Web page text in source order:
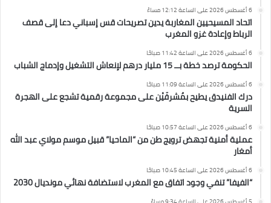
6 أغسطس 2026 على الساعة 12:12 مساءً
اتحاد المسيحيين المغاربة يدين تصريحات قس إسباني دعا إلى قصف
الرباط وإعادة غزو المغرب
6 أغسطس 2026 على الساعة 11:42 صباحًا
الحكومة ترصد خطة بــ 15 مليار درهم لإنعاش التشغيل وإدماج الشباب
6 أغسطس 2026 على الساعة 11:09 صباحًا
درك الفنيدق يطيح بمُشرفَيْن على مجموعة رقمية تشجع على الهجرة
السرية
6 أغسطس 2026 على الساعة 10:57 صباحًا
عملية أمنية تجهض ترويج طن من “الماحيا” قبيل موسم مولاي عبد الله
أمغار
6 أغسطس 2026 على الساعة 10:45 صباحًا
“الفيفا” تنفي وجود اتفاق مع المغرب لاستضافة نهائي مونديال 2030